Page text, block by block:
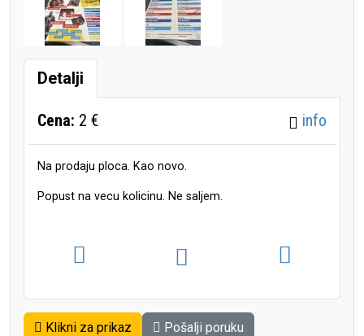
Detalji
Cena: 2 € info
Na prodaju ploca. Kao novo.
Popust na vecu kolicinu. Ne saljem.
Klikni za prikaz Pošalji poruku